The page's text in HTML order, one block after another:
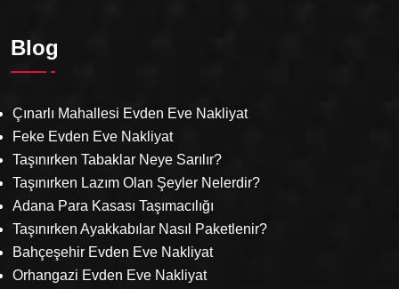
Blog
Çınarlı Mahallesi Evden Eve Nakliyat
Feke Evden Eve Nakliyat
Taşınırken Tabaklar Neye Sarılır?
Taşınırken Lazım Olan Şeyler Nelerdir?
Adana Para Kasası Taşımacılığı
Taşınırken Ayakkabılar Nasıl Paketlenir?
Bahçeşehir Evden Eve Nakliyat
Orhangazi Evden Eve Nakliyat